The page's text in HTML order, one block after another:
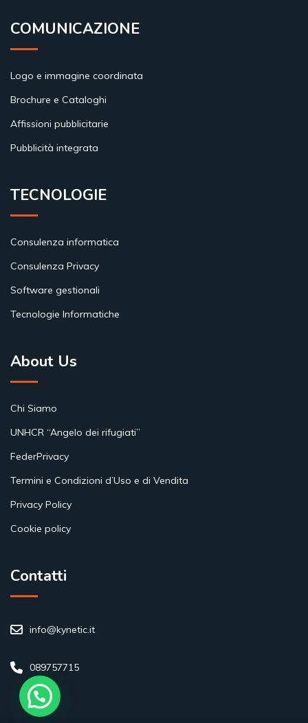
COMUNICAZIONE
Logo e immagine coordinata
Brochure e Cataloghi
Affissioni pubblicitarie
Pubblicità integrata
TECNOLOGIE
Consulenza informatica
Consulenza Privacy
Software gestionali
Tecnologie Informatiche
About Us
Chi Siamo
UNHCR “Angelo dei rifugiati”
FederPrivacy
Termini e Condizioni d’Uso e di Vendita
Privacy Policy
Cookie policy
Contatti
info@kynetic.it
089757715